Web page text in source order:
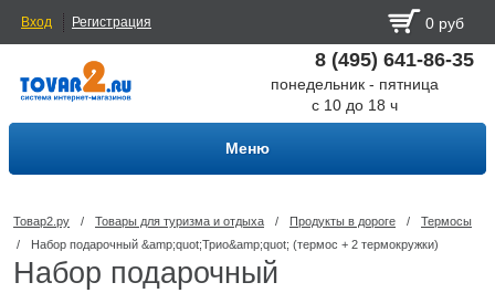
Вход Регистрация 0 руб
8 (495) 641-86-35
понедельник - пятница
с 10 до 18 ч
Меню
Товар2.ру / Товары для туризма и отдыха / Продукты в дороге /
Термосы
/
Набор подарочный &amp;quot;Трио&amp;quot; (термос + 2 термокружки)
Набор подарочный